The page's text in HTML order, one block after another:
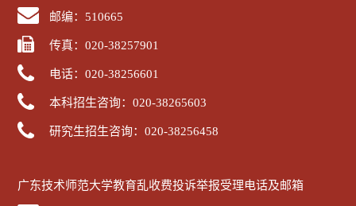
邮编：510665
传真：020-38257901
电话：020-38256601
本科招生咨询：020-38265603
研究生招生咨询：020-38256458
广东技术师范大学教育乱收费投诉举报受理电话及邮箱